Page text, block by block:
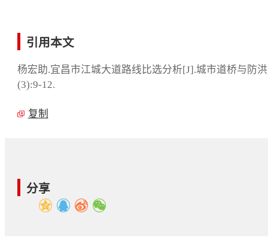
引用本文
杨宏助.宜昌市江城大道路线比选分析[J].城市道桥与防
(3):9-12.
复制
分享